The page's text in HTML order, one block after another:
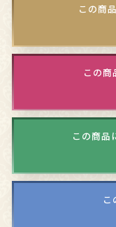
この商
この
この商品
こ